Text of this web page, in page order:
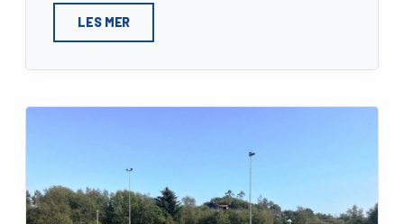
LES MER